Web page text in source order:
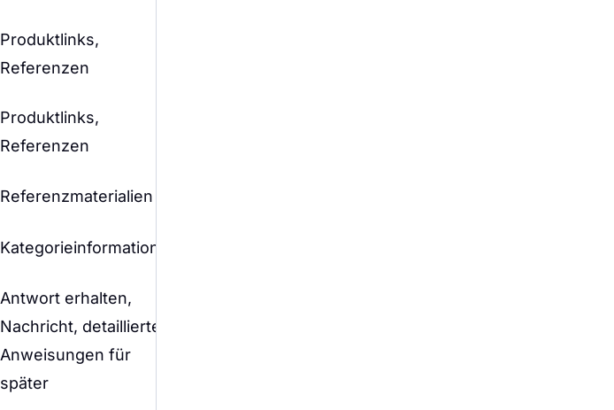
Produktlinks,
Referenzen
Produktlinks,
Referenzen
Referenzmaterialien
Kategorieinformationen
Antwort erhalten,
Nachricht, detaillierte
Anweisungen für
später